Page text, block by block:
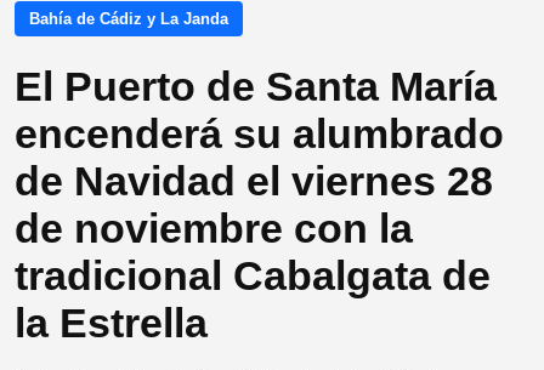
Bahía de Cádiz y La Janda
El Puerto de Santa María
encenderá su alumbrado
de Navidad el viernes 28
de noviembre con la
tradicional Cabalgata de
la Estrella